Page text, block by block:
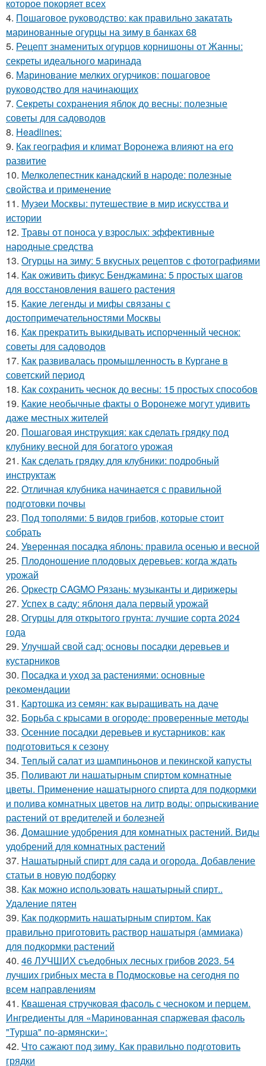
которое покоряет всех
4. Пошаговое руководство: как правильно закатать
маринованные огурцы на зиму в банках 68
5. Рецепт знаменитых огурцов корнишоны от Жанны:
секреты идеального маринада
6. Маринование мелких огурчиков: пошаговое
руководство для начинающих
7. Секреты сохранения яблок до весны: полезные
советы для садоводов
8. Headlines:
9. Как география и климат Воронежа влияют на его
развитие
10. Мелколепестник канадский в народе: полезные
свойства и применение
11. Музеи Москвы: путешествие в мир искусства и
истории
12. Травы от поноса у взрослых: эффективные
народные средства
13. Огурцы на зиму: 5 вкусных рецептов с фотографиями
14. Как оживить фикус Бенджамина: 5 простых шагов
для восстановления вашего растения
15. Какие легенды и мифы связаны с
достопримечательностями Москвы
16. Как прекратить выкидывать испорченный чеснок:
советы для садоводов
17. Как развивалась промышленность в Кургане в
советский период
18. Как сохранить чеснок до весны: 15 простых способов
19. Какие необычные факты о Воронеже могут удивить
даже местных жителей
20. Пошаговая инструкция: как сделать грядку под
клубнику весной для богатого урожая
21. Как сделать грядку для клубники: подробный
инструктаж
22. Отличная клубника начинается с правильной
подготовки почвы
23. Под тополями: 5 видов грибов, которые стоит
собрать
24. Уверенная посадка яблонь: правила осенью и весной
25. Плодоношение плодовых деревьев: когда ждать
урожай
26. Оркестр CAGMO Рязань: музыканты и дирижеры
27. Успех в саду: яблоня дала первый урожай
28. Огурцы для открытого грунта: лучшие сорта 2024
года
29. Улучшай свой сад: основы посадки деревьев и
кустарников
30. Посадка и уход за растениями: основные
рекомендации
31. Картошка из семян: как выращивать на даче
32. Борьба с крысами в огороде: проверенные методы
33. Осенние посадки деревьев и кустарников: как
подготовиться к сезону
34. Теплый салат из шампиньонов и пекинской капусты
35. Поливают ли нашатырным спиртом комнатные
цветы. Применение нашатырного спирта для подкормки
и полива комнатных цветов на литр воды: опрыскивание
растений от вредителей и болезней
36. Домашние удобрения для комнатных растений. Виды
удобрений для комнатных растений
37. Нашатырный спирт для сада и огорода. Добавление
статьи в новую подборку
38. Как можно использовать нашатырный спирт..
Удаление пятен
39. Как подкормить нашатырным спиртом. Как
правильно приготовить раствор нашатыря (аммиака)
для подкормки растений
40. 46 ЛУЧШИХ съедобных лесных грибов 2023. 54
лучших грибных места в Подмосковье на сегодня по
всем направлениям
41. Квашеная стручковая фасоль с чесноком и перцем.
Ингредиенты для «Маринованная спаржевая фасоль
"Турша" по-армянски»:
42. Что сажают под зиму. Как правильно подготовить
грядки